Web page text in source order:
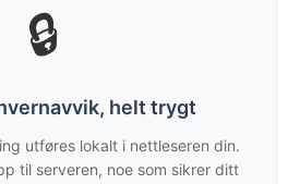
🔒
helt trygt
utføres lokalt i nettleseren din.
til serveren, noe som sikrer ditt